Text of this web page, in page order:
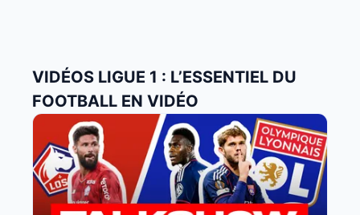
VIDÉOS LIGUE 1 : L’ESSENTIEL DU
FOOTBALL EN VIDÉO